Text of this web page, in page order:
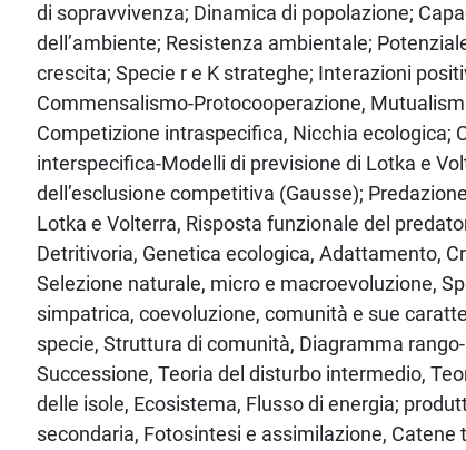
di sopravvivenza; Dinamica di popolazione;
dell’ambiente; Resistenza ambientale;
crescita; Specie r e K strateghe; Interazioni
Commensalismo-Protocooperazione,
Competizione intraspecifica, Nicchia ecologica;
interspecifica-Modelli di previsione di Lotka e
dell’esclusione competitiva (Gausse);
Lotka e Volterra, Risposta funzionale del
Detritivoria, Genetica ecologica, Adattamento,
Selezione naturale, micro e macroevoluzione,
simpatrica, coevoluzione, comunità e sue
specie, Struttura di comunità, Diagramma
Successione, Teoria del disturbo intermedio,
delle isole, Ecosistema, Flusso di energia;
secondaria, Fotosintesi e assimilazione, Catene